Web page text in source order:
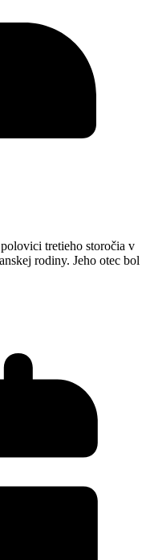
tretieho storočia v
rodiny. Jeho otec bol